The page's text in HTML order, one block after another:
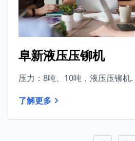
阜新液压压铆机
压力：8吨、10吨，液压压铆机.
了解更多